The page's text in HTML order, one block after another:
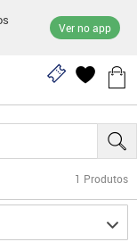
Ver no app
1 Produtos